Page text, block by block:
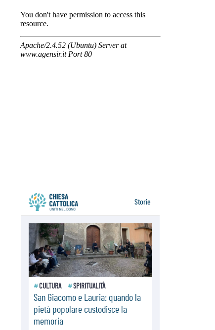
07.08.2026
religiose cattoliche nello spazio
pubblico
07.08.2026